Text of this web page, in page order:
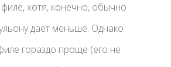
хотя, конечно, обычно
даёт меньше. Однако
гораздо проще (его не